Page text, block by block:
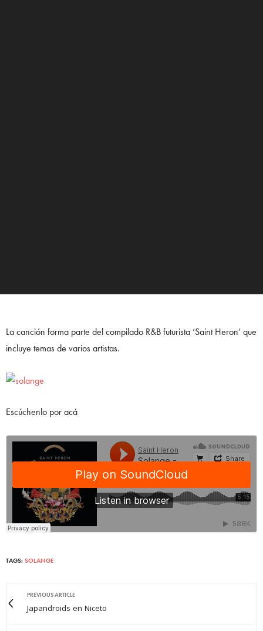
La canción forma parte del compilado R&B futurista ‘Saint Heron’ que
incluye temas de varios artistas.
Escúchenlo por acá
TAGS: SOLANGE
PREVIOUS ARTICLE
Japandroids en Niceto